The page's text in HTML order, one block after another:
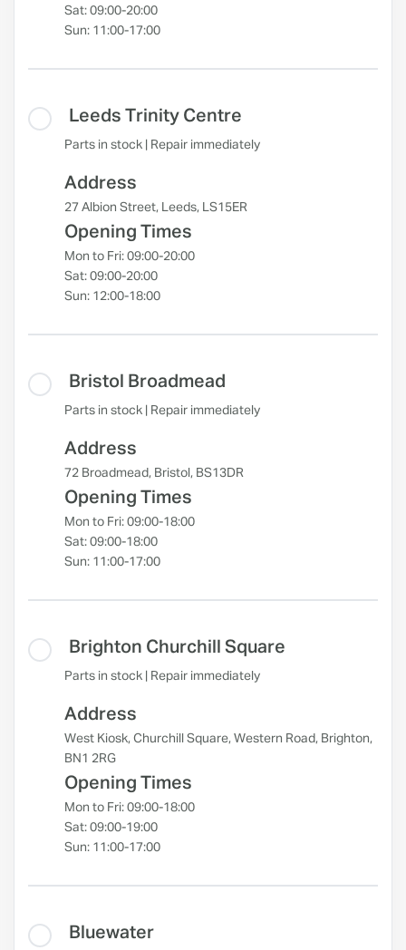
Sat: 09:00-20:00
Sun: 11:00-17:00
Leeds Trinity Centre
Parts in stock | Repair immediately
Address
27 Albion Street, Leeds, LS15ER
Opening Times
Mon to Fri: 09:00-20:00
Sat: 09:00-20:00
Sun: 12:00-18:00
Bristol Broadmead
Parts in stock | Repair immediately
Address
72 Broadmead, Bristol, BS13DR
Opening Times
Mon to Fri: 09:00-18:00
Sat: 09:00-18:00
Sun: 11:00-17:00
Brighton Churchill Square
Parts in stock | Repair immediately
Address
West Kiosk, Churchill Square, Western Road, Brighton,
BN1 2RG
Opening Times
Mon to Fri: 09:00-18:00
Sat: 09:00-19:00
Sun: 11:00-17:00
Bluewater